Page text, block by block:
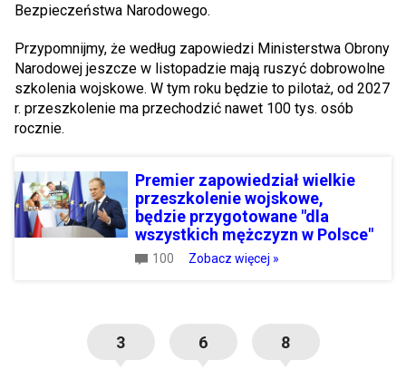
Bezpieczeństwa Narodowego.
Przypomnijmy, że według zapowiedzi Ministerstwa Obrony
Narodowej jeszcze w listopadzie mają ruszyć dobrowolne
szkolenia wojskowe. W tym roku będzie to pilotaż, od 2027
r. przeszkolenie ma przechodzić nawet 100 tys. osób
rocznie.
Premier zapowiedział wielkie
przeszkolenie wojskowe,
będzie przygotowane "dla
wszystkich mężczyzn w Polsce"
100 Zobacz więcej »
3 6 8